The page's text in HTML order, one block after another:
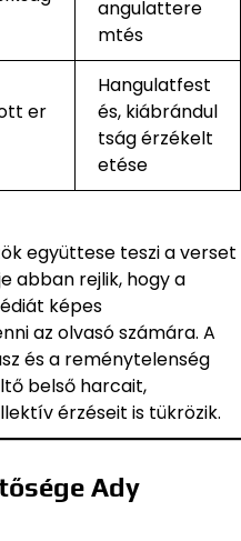
angulattere
mtés
er
Hangulatfest
és, kiábrándul
tság érzékelt
etése
együttese teszi a verset
abban rejlik, hogy a
képes
az olvasó számára. A
és a reménytelenség
belső harcait,
érzéseit is tükrözik.
Ady